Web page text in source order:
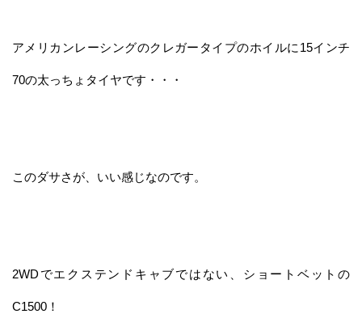
アメリカンレーシングのクレガータイプのホイルに15インチ
70の太っちょタイヤです・・・
このダサさが、いい感じなのです。
2WDでエクステンドキャブではない、ショートベットの
C1500！